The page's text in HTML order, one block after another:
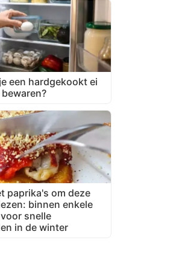
een hardgekookt ei
paprika's om deze
binnen enkele
snelle
in de winter